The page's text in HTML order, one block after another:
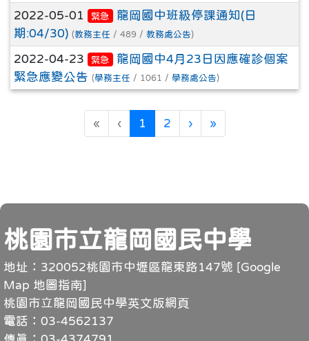
2022-05-01 緊急
龍岡國中班級停課通知(日
期:04/30) (教務主任 / 489 / 教務處公告)
2022-04-23 緊急
龍岡國中4月23日因應確診個案
緊急應變公告 (學務主任 / 1061 / 學務處公告)
« ‹ 1 (目前頁次)
2 ›下一頁
»最後頁
頁尾
桃園市立龍岡國民中學
地址：320052桃園市中壢區龍東路147號 [Google
Map 地圖指南]
桃園市立龍岡國民中學英文版網頁
電話：03-4562137